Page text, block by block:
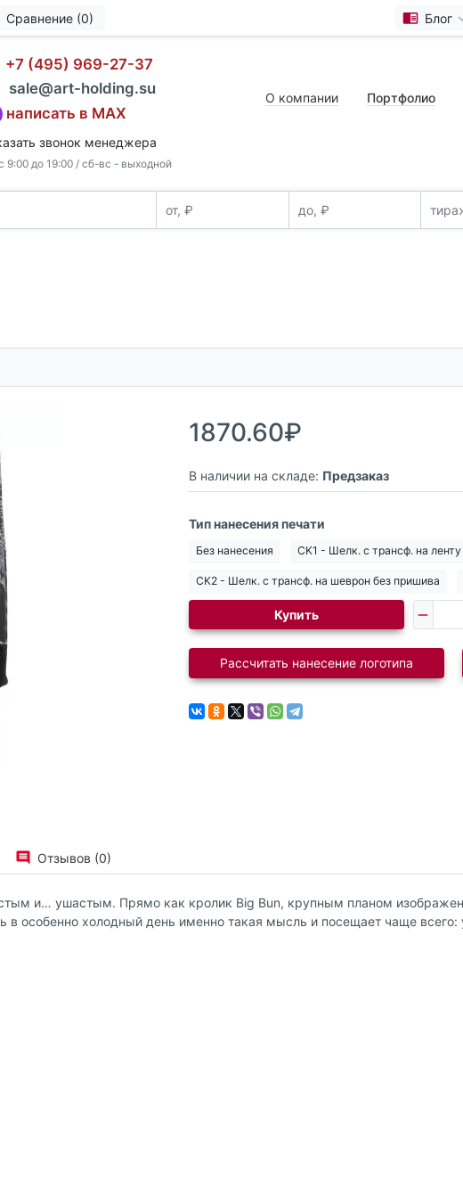
Сравнение (0) Блог
⠀+7 (495) 969-27-37
⠀sale@art-holding.su
написать в MAX
звонок менеджера
9:00 до 19:00 / сб-вс - выходной
О компании Портфолио
1870.60₽
В наличии на складе: Предзаказ
Тип нанесения печати
Без нанесения CK1 - Шелк. с трансф. на
CK2 - Шелк. с трансф. на шеврон без пришива
Купить
Рассчитать нанесение логотипа
Отзывов (0)
и… ушастым. Прямо как кролик Big Bun, крупным планом
особенно холодный день именно такая мысль и посещает чаще всего: